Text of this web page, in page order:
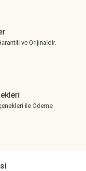
ve Orijinaldir.
ile Ödeme